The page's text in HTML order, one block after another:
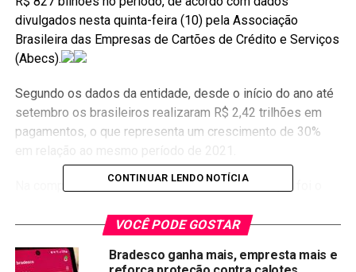
divulgados nesta quinta-feira (10) pela Associação
Brasileira das Empresas de Cartões de Crédito e Serviços
(Abecs).
Segundo os dados da entidade, desde o início do ano até
setembro os brasileiros realizaram R$ 2,42 trilhões em
pagamentos, o que representa um crescimento de 30%
Na comparação entre as modalidades, o destaque foi o
R$ 527,6 bilhões em pagamentos no terceiro trimestre. O
débito, que movimentou R$ 240,5 bilhões e cresceu 1,2%.
CONTINUAR LENDO NOTÍCIA
VOCÊ PODE GOSTAR
Bradesco ganha mais, empresta mais e